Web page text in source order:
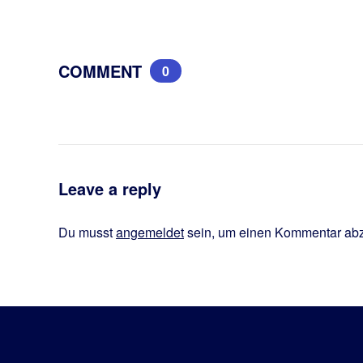
COMMENT 0
Leave a reply
Du musstangemeldetsein, um einen Kommentar